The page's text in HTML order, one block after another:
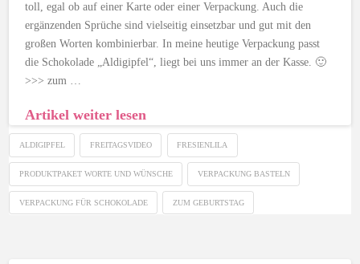
toll, egal ob auf einer Karte oder einer Verpackung. Auch die
ergänzenden Sprüche sind vielseitig einsetzbar und gut mit den
großen Worten kombinierbar. In meine heutige Verpackung passt
die Schokolade „Aldigipfel“, liegt bei uns immer an der Kasse. 🙂
>>> zum …
Artikel weiter lesen
ALDIGIPFEL FREITAGSVIDEO FRESIENLILA
PRODUKTPAKET WORTE UND WÜNSCHE VERPACKUNG BASTELN
VERPACKUNG FÜR SCHOKOLADE ZUM GEBURTSTAG